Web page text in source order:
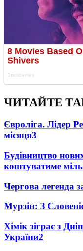
ЧИТАЙТЕ
Євроліга. Лідер
місяця3
Будівництво
коштуватиме
Чергова легенда
Мурзін: З
Хімік зіграє з
України2